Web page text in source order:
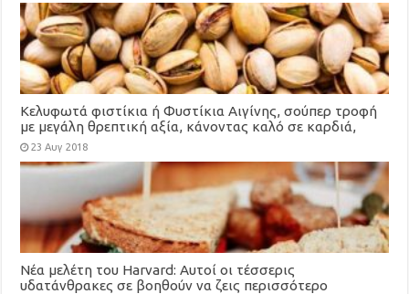
Κελυφωτά φιστίκια ή Φυστίκια Αιγίνης, σούπερ τροφή
με μεγάλη θρεπτική αξία, κάνοντας καλό σε καρδιά,
χοληστερίνη, μάτια, αδυνάτισμα
23 Αυγ 2018
Νέα μελέτη του Harvard: Αυτοί οι τέσσερις
υδατάνθρακες σε βοηθούν να ζεις περισσότερο